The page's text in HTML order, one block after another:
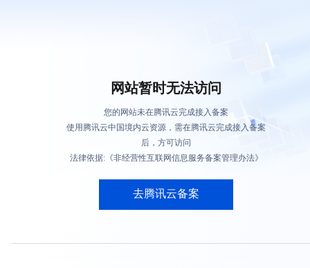
网站暂时无法访问
您的网站未在腾讯云完成接入备案
使用腾讯云中国境内云资源，需在腾讯云完成接入备案
后，方可访问
法律依据:《非经营性互联网信息服务备案管理办法》
去腾讯云备案